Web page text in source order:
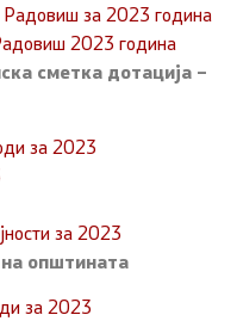
за 2023 година
2023 година
сметка дотација –
за 2023
за 2023
општината
за 2023